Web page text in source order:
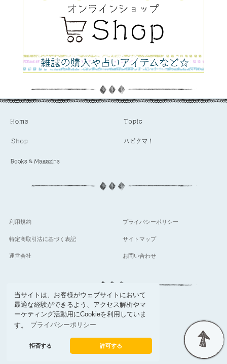
当サイトは、お客様がウェブサイトにおいて
最適な経験ができるよう、アクセス解析やマ
ーケティング活動用にCookieを利用していま
す。
プライバシーポリシー
拒否する 許可する
利用規約 プライバシーポリシー
特定商取引法に基づく表記 サイトマップ
運営会社 お問い合わせ
follow